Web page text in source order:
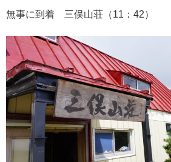
無事に到着 三俣山荘（11：42）